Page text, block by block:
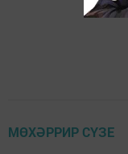
МӨХӘРРИР СҮЗЕ